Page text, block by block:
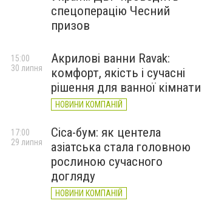
спецоперацію Чесний
призов
Акрилові ванни Ravak:
комфорт, якість і сучасні
рішення для ванної кімнати
НОВИНИ КОМПАНІЙ
15:00
30 липня
Cica-бум: як центела
азіатська стала головною
рослиною сучасного
догляду
НОВИНИ КОМПАНІЙ
17:00
29 липня